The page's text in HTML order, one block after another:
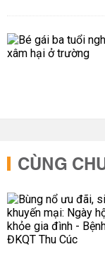
CÙNG